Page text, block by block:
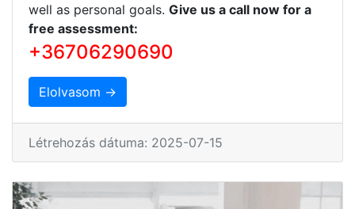
well as personal goals. Give us a call now for a
free assessment:
+36706290690
Elolvasom →
Létrehozás dátuma: 2025-07-15